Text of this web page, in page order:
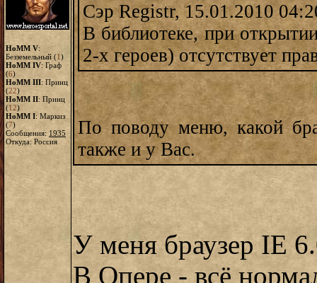
HoMM V:
Безземельный (1)
HoMM IV: Граф
(6)
HoMM III: Принц
(22)
HoMM II: Принц
(12)
HoMM I: Маркиз
(7)
Сообщения: 1935
Откуда: Россия
Сэр Registr, 15.01.2010
В библиотеке, при
2-х героев) отсутствует
По поводу меню, какой
также и у Вас.
У меня браузер IE
В Опере - всё